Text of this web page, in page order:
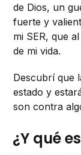
de Dios, un
fuerte y
mi SER, que
de mi vida.
Descubrí que
estado y
son contra
¿Y qué